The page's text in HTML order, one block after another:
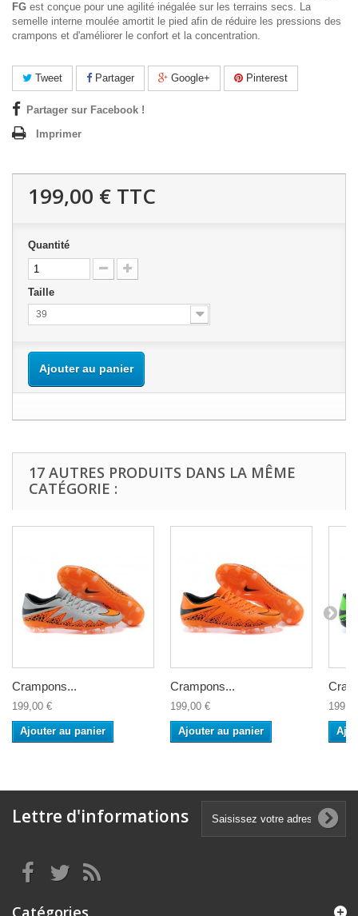
FG est conçue pour une agilité inégalée sur les terrains secs. La
semelle interne moulée amortit le pied afin de réduire les pressions des
crampons et d'améliorer le confort et la concentration.
Tweet Partager Google+ Pinterest
Partager sur Facebook !
Imprimer
199,00 € TTC
Quantité
Taille
39
Ajouter au panier
17 AUTRES PRODUITS DANS LA MÊME
CATÉGORIE :
Crampons...
199,00 €
Ajouter au panier
Crampons...
199,00 €
Ajouter au panier
Lettre d'informations
Catégories